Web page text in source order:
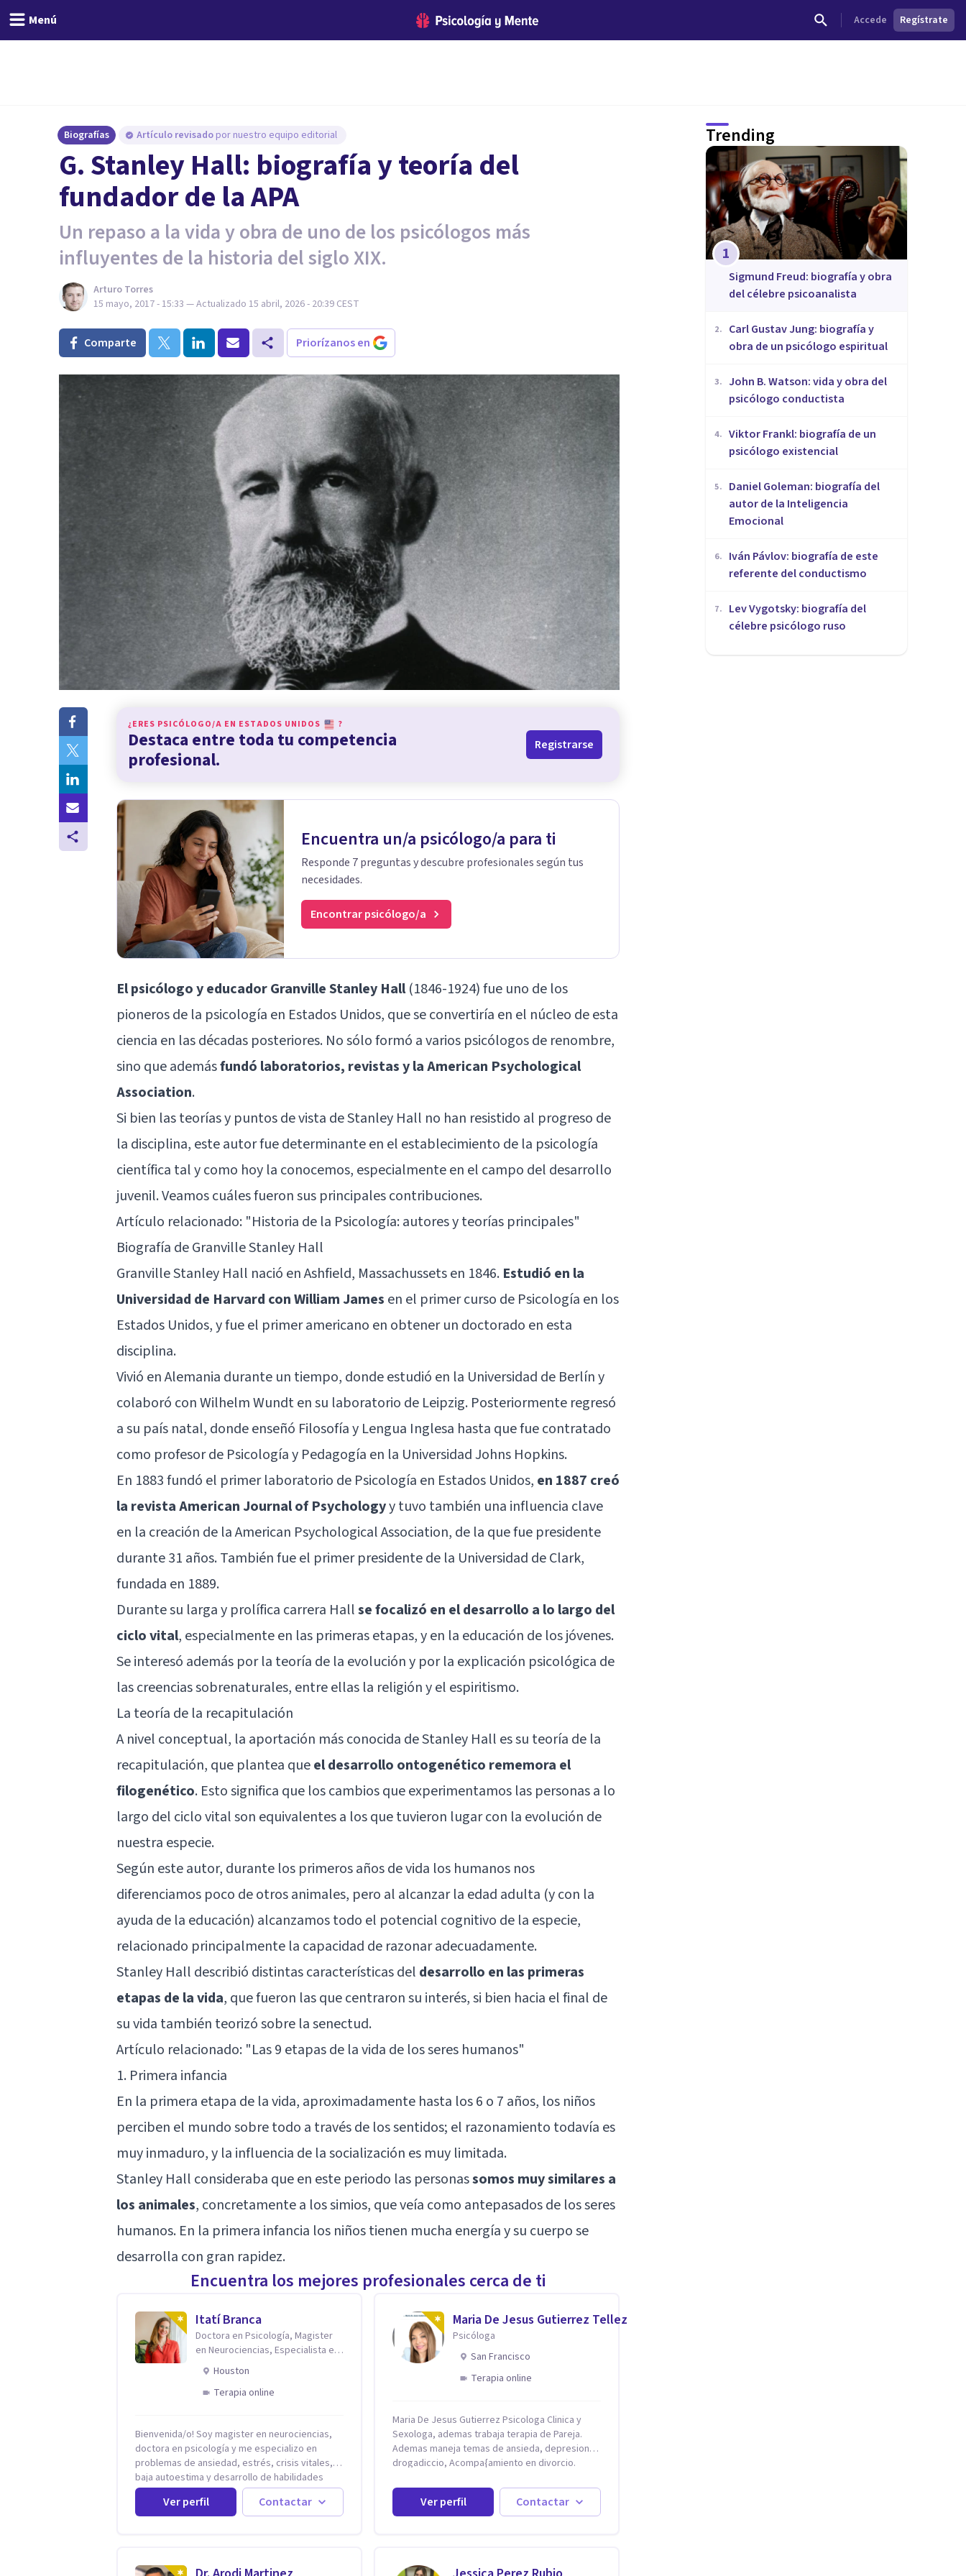
Menú Accede Regístrate
Biografías Artículo revisado por nuestro equipo editorial
G. Stanley Hall: biografía y teoría del
fundador de la APA
Un repaso a la vida y obra de uno de los psicólogos más
influyentes de la historia del siglo XIX.
Arturo Torres
15 mayo, 2017 - 15:33 — Actualizado 15 abril, 2026 - 20:39 CEST
Comparte Priorízanos en
¿ERES PSICÓLOGO/A EN ESTADOS UNIDOS ?
Destaca entre toda tu competencia
profesional.
Registrarse
Encuentra un/a psicólogo/a para ti
Responde 7 preguntas y descubre profesionales según tus
necesidades.
Encontrar psicólogo/a
El psicólogo y educador Granville Stanley Hall(1846-1924) fue uno de los
pioneros de la psicología en Estados Unidos, que se convertiría en el núcleo de esta
ciencia en las décadas posteriores. No sólo formó a varios psicólogos de renombre,
sino que ademásfundó laboratorios, revistas y la American Psychological
Association.
Si bien las teorías y puntos de vista de Stanley Hall no han resistido al progreso de
la disciplina, este autor fue determinante en el establecimiento de la psicología
científica tal y como hoy la conocemos, especialmente en el campo del desarrollo
juvenil. Veamos cuáles fueron sus principales contribuciones.
Artículo relacionado: "Historia de la Psicología: autores y teorías principales"
Biografía de Granville Stanley Hall
Granville Stanley Hall nació en Ashfield, Massachussets en 1846. Estudió en la
Universidad de Harvard con William James en el primer curso de Psicología en los
Estados Unidos, y fue el primer americano en obtener un doctorado en esta
disciplina.
Vivió en Alemania durante un tiempo, donde estudió en la Universidad de Berlín y
colaboró conWilhelm Wundten su laboratorio de Leipzig. Posteriormente regresó
a su país natal, donde enseñó Filosofía y Lengua Inglesa hasta que fue contratado
como profesor de Psicología y Pedagogía en la Universidad Johns Hopkins.
En 1883 fundó el primer laboratorio de Psicología en Estados Unidos, en 1887 creó
la revista American Journal of Psychologyy tuvo también una influencia clave
en la creación de la American Psychological Association, de la que fue presidente
durante 31 años. También fue el primer presidente de la Universidad de Clark,
fundada en 1889.
Durante su larga y prolífica carrera Hallse focalizó en el desarrollo a lo largo del
ciclo vital, especialmente en las primeras etapas, y en la educación de los jóvenes.
Se interesó además por la teoría de la evolucióny por la explicación psicológica de
las creencias sobrenaturales, entre ellas la religión y el espiritismo.
La teoría de la recapitulación
A nivel conceptual, la aportación más conocida de Stanley Hall es su teoría de la
recapitulación, que plantea queel desarrollo ontogenético rememora el
filogenético. Esto significa que los cambios que experimentamos las personas a lo
largo del ciclo vital son equivalentes a los que tuvieron lugar con la evolución de
nuestra especie.
Según este autor, durante los primeros años de vida los humanos nos
diferenciamos poco de otros animales, pero al alcanzar la edad adulta (y con la
ayuda de la educación) alcanzamos todo el potencial cognitivo de la especie,
relacionado principalmente la capacidad de razonar adecuadamente.
Stanley Hall describió distintas características del desarrollo en las primeras
etapas de la vida, que fueron las que centraron su interés, si bien hacia el final de
su vida también teorizó sobre la senectud.
Artículo relacionado: "Las 9 etapas de la vida de los seres humanos"
1. Primera infancia
En la primera etapa de la vida, aproximadamente hasta los 6 o 7 años, los niños
perciben el mundo sobre todo a través de los sentidos; el razonamiento todavía es
muy inmaduro, y la influencia de la socialización es muy limitada.
Stanley Hall consideraba que en este periodo las personassomos muy similares a
los animales, concretamente a los simios, que veía como antepasados de los seres
humanos. En la primera infancia los niños tienen mucha energía y su cuerpo se
desarrolla con gran rapidez.
Encuentra los mejores profesionales cerca de ti
Itatí Branca
Doctora en Psicología, Magister
en Neurociencias, Especialista en
ansiedad y mindfulness
Houston
Terapia online
Bienvenida/o! Soy magister en neurociencias,
doctora en psicología y me especializo en
problemas de ansiedad, estrés, crisis vitales,
baja autoestima y desarrollo de habilidades
para el bienestar emocional (acompaño además
problemáticas como la desregulación
emocional, tendencias perfeccionistas,
Ver perfil Contactar
Maria De Jesus Gutierrez Tellez
Psicóloga
San Francisco
Terapia online
Maria De Jesus Gutierrez Psicologa Clinica y
Sexologa, ademas trabaja terapia de Pareja.
Ademas maneja temas de ansieda, depresion,
drogadiccio, Acompa{amiento en divorcio.
años de experiencia, constantemente
capacitandose en las diferntes areas de la
Salud Mental.
Ver perfil Contactar
Trending
1
Sigmund Freud: biografía y obra
del célebre psicoanalista
2.
​Carl Gustav Jung: biografía y
obra de un psicólogo espiritual
3. John B. Watson: vida y obra del
psicólogo conductista
4. Viktor Frankl: biografía de un
psicólogo existencial
5.
Daniel Goleman: biografía del
autor de la Inteligencia
Emocional
6.
Iván Pávlov: biografía de este
referente del conductismo
7.
Lev Vygotsky: biografía del
célebre psicólogo ruso